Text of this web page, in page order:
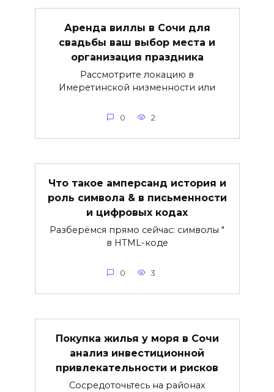
Аренда виллы в Сочи для
свадьбы ваш выбор места и
организация праздника
Рассмотрите локацию в
Имеретинской низменности или
0 2
Что такое амперсанд история и
роль символа & в письменности
и цифровых кодах
Разберёмся прямо сейчас: символы "
в HTML-коде
0 3
Покупка жилья у моря в Сочи
анализ инвестиционной
привлекательности и рисков
Сосредоточьтесь на районах